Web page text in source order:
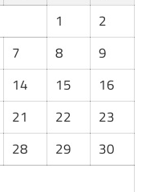
1
2
7 8
9
14 15
16
21 22
23
28 29
30